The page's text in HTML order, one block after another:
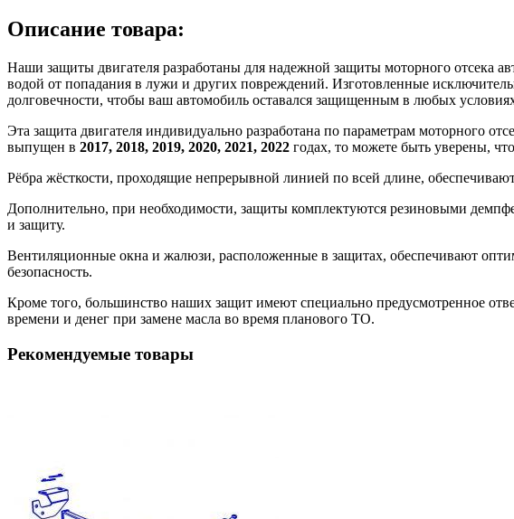
Описание товара:
Наши защиты двигателя разработаны для надежной защиты моторного отсека
водой от попадания в лужи и других повреждений. Изготовленные
долговечности, чтобы ваш автомобиль оставался защищенным в любых
Эта защита двигателя индивидуально разработана по параметрам моторного
выпущен в 2017, 2018, 2019, 2020, 2021, 2022 годах, то можете быть уверены,
Рёбра жёсткости, проходящие непрерывной линией по всей длине,
Дополнительно, при необходимости, защиты комплектуются резиновыми
и защиту.
Вентиляционные окна и жалюзи, расположенные в защитах, обеспечивают
безопасность.
Кроме того, большинство наших защит имеют специально предусмотренное
времени и денег при замене масла во время планового ТО.
Рекомендуемые товары